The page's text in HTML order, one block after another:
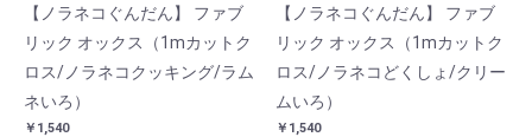
【ノラネコぐんだん】 ファブ
リック オックス（1mカットク
ロス/ノラネコクッキング/ラム
ネいろ）
￥1,540
【ノラネコぐんだん】 ファブ
リック オックス（1mカットク
ロス/ノラネコどくしょ/クリー
ムいろ）
￥1,540